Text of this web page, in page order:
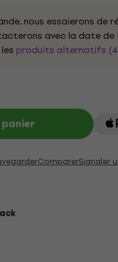
nous essaierons de
avec la date de
produits alternatifs
ComparerSignaler